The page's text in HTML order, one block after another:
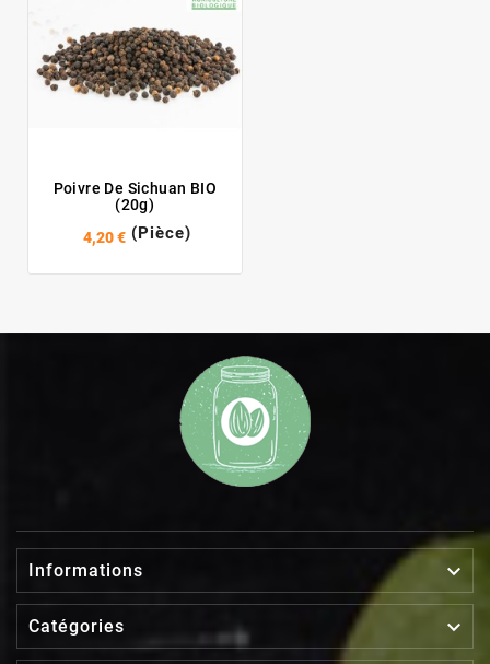
Poivre De Sichuan BIO
(20g)
4,20 € (Pièce)
Informations 
Catégories 